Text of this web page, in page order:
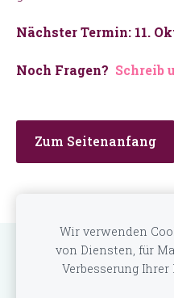
Nächster Termin: 11.
Noch Fragen? Schreib
Zum Seitenanfang
Wir verwenden
von Diensten, für
Verbesserung Ihrer